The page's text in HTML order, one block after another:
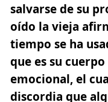
salvarse de su
oído la vieja
tiempo se ha
que es su
emocional, el
discordia que